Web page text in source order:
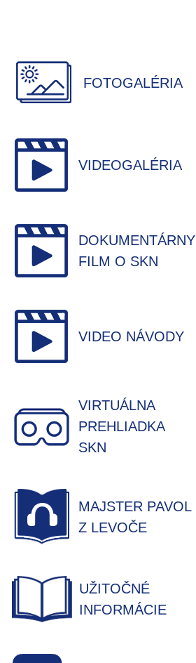
FOTOGALÉRIA
VIDEOGALÉRIA
DOKUMENTÁRNY
FILM O SKN
VIDEO NÁVODY
VIRTUÁLNA
PREHLIADKA
SKN
MAJSTER PAVOL
Z LEVOČE
UŽITOČNÉ
INFORMÁCIE